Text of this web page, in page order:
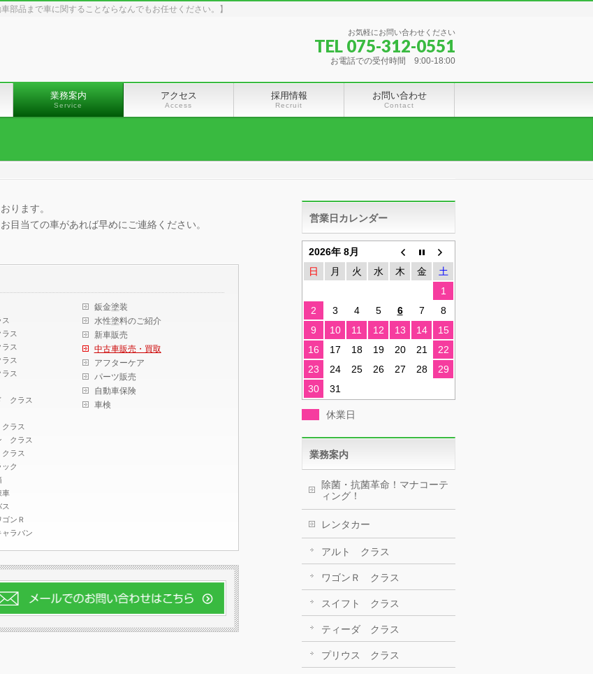
部品まで車に関することならなんでもお任せください。】
お気軽にお問い合わせください
TEL 075-312-0551
お電話での受付時間 9:00-18:00
業務案内
Service
アクセス
Access
採用情報
Recruit
お問い合わせ
Contact
ります。
目当ての車があれば早めにご連絡ください。
ス
ス
ス
ス
クラス
ラス
クラス
ラス
ク
車
ンＲ
ラバン
鈑金塗装
水性塗料のご紹介
新車販売
中古車販売・買取
アフターケア
パーツ販売
自動車保険
車検
営業日カレンダー
2026年 8月
日
月 火 水 木 金
土
1
2
3 4 5 6 7
8
9
10 11 12 13 14
15
16
17 18 19 20 21
22
23
24 25 26 27 28
29
30
31
休業日
業務案内
除菌・抗菌革命！マナコーテ
ィング！
レンタカー
アルト クラス
ワゴンＲ クラス
スイフト クラス
ティーダ クラス
プリウス クラス